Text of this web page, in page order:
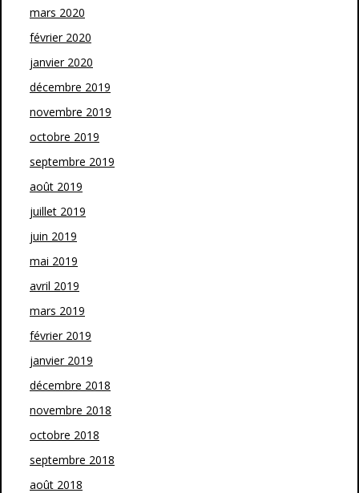
mars 2020
février 2020
janvier 2020
décembre 2019
novembre 2019
octobre 2019
septembre 2019
août 2019
juillet 2019
juin 2019
mai 2019
avril 2019
mars 2019
février 2019
janvier 2019
décembre 2018
novembre 2018
octobre 2018
septembre 2018
août 2018